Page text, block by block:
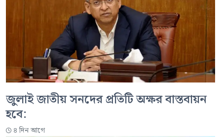
জুলাই জাতীয় সনদের প্রতিটি অক্ষর বাস্তবায়ন
হবে:
৪ দিন আগে